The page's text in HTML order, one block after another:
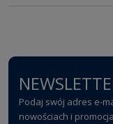
Podaj swój adres e-
nowościach i